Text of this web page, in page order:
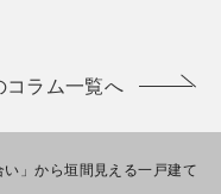
コラム一覧へ
い」から垣間見える一戸建て